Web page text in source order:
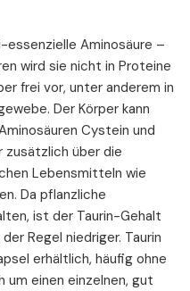
Aminosäure –
wird sie nicht in Proteine
frei vor, unter anderem in
Der Körper kann
Cystein und
zusätzlich über die
Lebensmitteln wie
Da pflanzliche
ist der Taurin-Gehalt
Regel niedriger. Taurin
erhältlich, häufig ohne
einen einzelnen, gut